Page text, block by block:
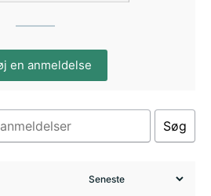
en anmeldelse
Søg